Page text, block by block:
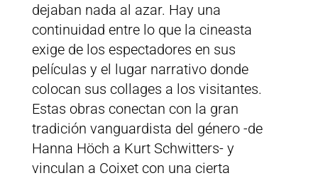
dejaban nada al azar. Hay una
continuidad entre lo que la cineasta
exige de los espectadores en sus
películas y el lugar narrativo donde
colocan sus collages a los visitantes.
Estas obras conectan con la gran
tradición vanguardista del género -de
Hanna Höch a Kurt Schwitters- y
vinculan a Coixet con una cierta